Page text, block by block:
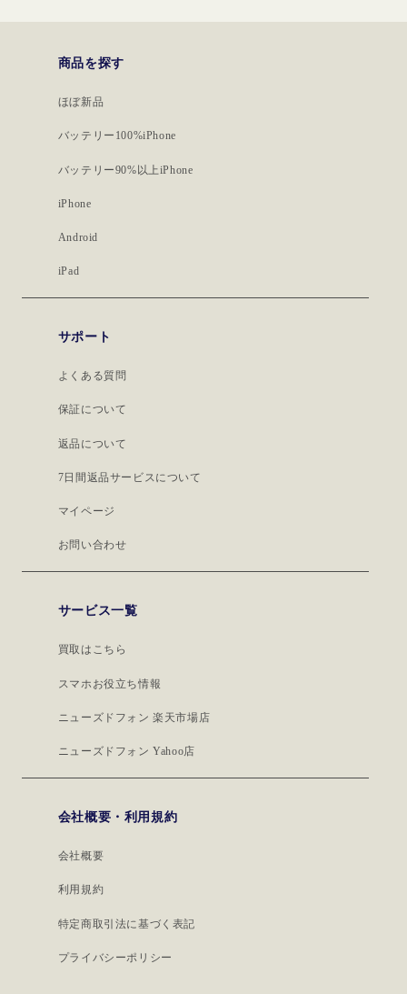
商品を探す
ほぼ新品
バッテリー100%iPhone
バッテリー90%以上iPhone
iPhone
Android
iPad
サポート
よくある質問
保証について
返品について
7日間返品サービスについて
マイページ
お問い合わせ
サービス一覧
買取はこちら
スマホお役立ち情報
ニューズドフォン 楽天市場店
ニューズドフォン Yahoo店
会社概要・利用規約
会社概要
利用規約
特定商取引法に基づく表記
プライバシーポリシー